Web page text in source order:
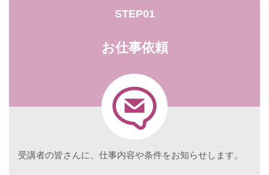
STEP01
お仕事依頼
受講者の皆さんに、仕事内容や条件をお知らせします。